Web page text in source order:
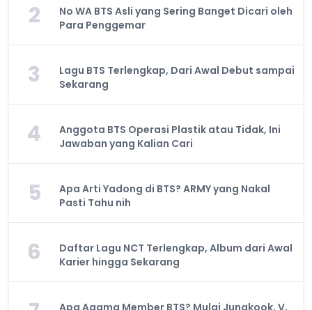
2
No WA BTS Asli yang Sering Banget Dicari oleh
Para Penggemar
3
Lagu BTS Terlengkap, Dari Awal Debut sampai
Sekarang
4
Anggota BTS Operasi Plastik atau Tidak, Ini
Jawaban yang Kalian Cari
5
Apa Arti Yadong di BTS? ARMY yang Nakal
Pasti Tahu nih
6
Daftar Lagu NCT Terlengkap, Album dari Awal
Karier hingga Sekarang
Apa Agama Member BTS? Mulai Jungkook, V,